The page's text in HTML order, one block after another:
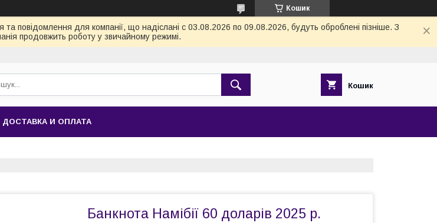
Кошик
повідомлення для компанії, що надіслані с 03.08.2026 по 09.08.2026, будуть оброблені пізніше. З
продовжить роботу у звичайному режимі.
Кошик
ДОСТАВКА И ОПЛАТА
Банкнота Намібії 60 доларів 2025 р.